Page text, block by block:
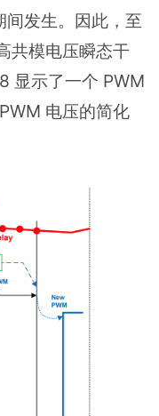
间发生。因此，至
共模电压瞬态干
显示了一个 PWM
电压的简化